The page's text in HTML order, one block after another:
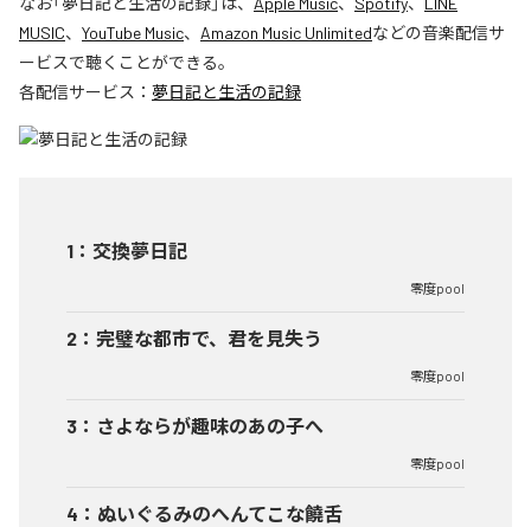
MUSIC、 YouTube Music、 Amazon Music Unlimitedなどの音楽配信サ
ービスで聴くことができる。
各配信サービス： 夢日記と生活の記録
1 ： 交換夢日記
零度pool
2 ： 完璧な都市で、君を見失う
零度pool
3 ： さよならが趣味のあの子へ
零度pool
4 ： ぬいぐるみのへんてこな饒舌